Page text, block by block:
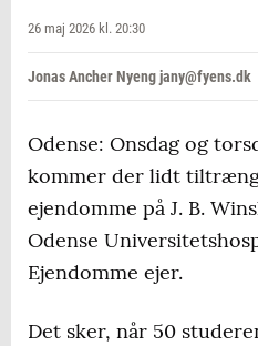
26 maj 2026 kl. 20:30
Jonas Ancher Nyeng jany@fyens.dk
Odense: Onsdag og
kommer der lidt
ejendomme på J. B.
Odense
Ejendomme ejer.
Det sker, når 50